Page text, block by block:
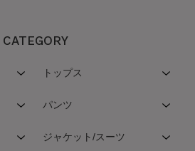
CATEGORY
トップス
パンツ
ジャケット/スーツ